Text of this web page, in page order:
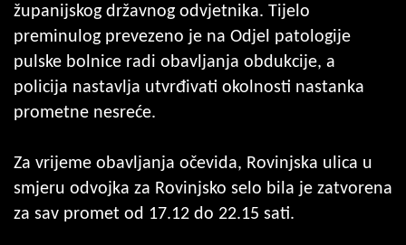
županijskog državnog odvjetnika. Tijelo
preminulog prevezeno je na Odjel patologije
pulske bolnice radi obavljanja obdukcije, a
policija nastavlja utvrđivati okolnosti nastanka
prometne nesreće.
Za vrijeme obavljanja očevida, Rovinjska ulica u
smjeru odvojka za Rovinjsko selo bila je zatvorena
za sav promet od 17.12 do 22.15 sati.